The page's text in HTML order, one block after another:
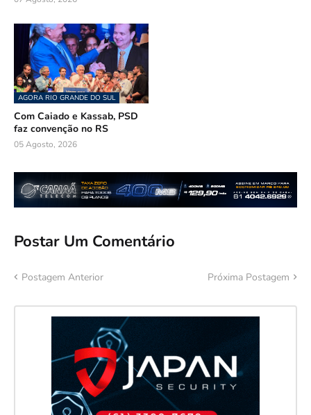
AGORA RIO GRANDE DO SUL
Com Caiado e Kassab, PSD
faz convenção no RS
05 Agosto, 2026
Postar Um Comentário
Postagem Anterior Próxima Postagem